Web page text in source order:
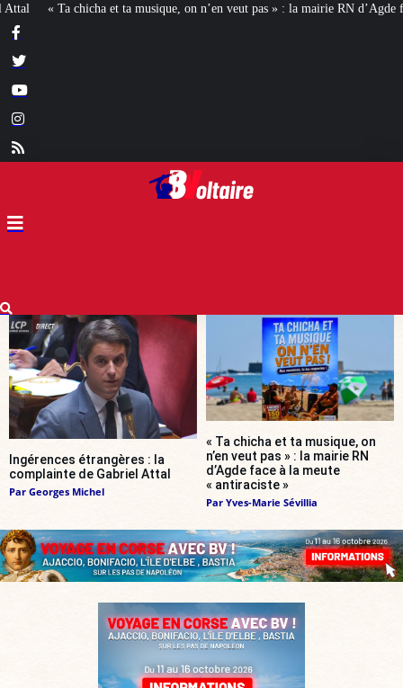
n’en veut pas » : la mairie RN d’Agde face à la meute « antiraciste » La
Ingérences étrangères : la
complainte de Gabriel Attal
Par Georges Michel
« Ta chicha et ta musique, on
n’en veut pas » : la mairie RN
d’Agde face à la meute
« antiraciste »
Par Yves-Marie Sévillia